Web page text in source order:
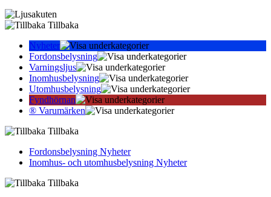
Tillbaka
Nyheter
Fordonsbelysning
Varningsljus
Inomhusbelysning
Utomhusbelysning
Fyndhörnan
® Varumärken
Tillbaka
Fordonsbelysning Nyheter
Inomhus- och utomhusbelysning Nyheter
Tillbaka